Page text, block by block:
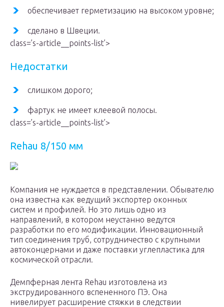
обеспечивает герметизацию на высоком уровне;
сделано в Швеции.
class=’s-article__points-list’>
Недостатки
слишком дорого;
фартук не имеет клеевой полосы.
class=’s-article__points-list’>
Rehau 8/150 мм
Компания не нуждается в представлении. Обывателю
она известна как ведущий экспортер оконных
систем и профилей. Но это лишь одно из
направлений, в котором неустанно ведутся
разработки по его модификации. Инновационный
тип соединения труб, сотрудничество с крупными
автоконцернами и даже поставки углепластика для
космической отрасли.
Демпферная лента Rehau изготовлена из
экструдированного вспененного ПЭ. Она
нивелирует расширение стяжки в следствии